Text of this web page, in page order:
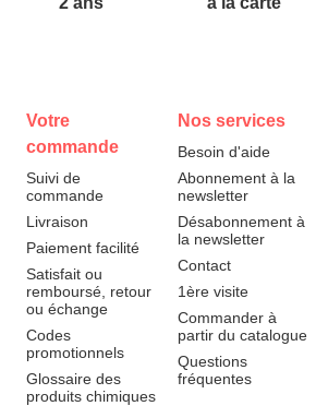
Votre
commande
Suivi de
commande
Livraison
Paiement facilité
Satisfait ou
remboursé, retour
ou échange
Codes
promotionnels
Glossaire des
produits chimiques
Nos services
Besoin d'aide
Abonnement à la
newsletter
Désabonnement à
la newsletter
Contact
1ère visite
Commander à
partir du catalogue
Questions
fréquentes